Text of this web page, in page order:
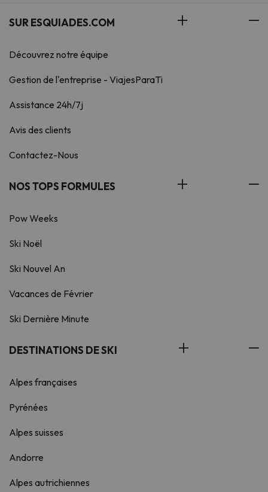
SUR ESQUIADES.COM
Découvrez notre équipe
Gestion de l'entreprise - ViajesParaTi
Assistance 24h/7j
Avis des clients
Contactez-Nous
NOS TOPS FORMULES
Pow Weeks
Ski Noël
Ski Nouvel An
Vacances de Février
Ski Dernière Minute
DESTINATIONS DE SKI
Alpes françaises
Pyrénées
Alpes suisses
Andorre
Alpes autrichiennes